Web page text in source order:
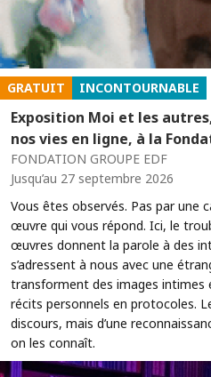
GRATUIT INCONTOURNABLE
Exposition Moi et les
nos vies en ligne, à la
FONDATION GROUPE EDF
Jusqu’au 27 septembre 2026
Vous êtes observés. Pas par une
œuvre qui vous répond. Ici, le
œuvres donnent la parole à des
s’adressent à nous avec une
transforment des images intimes
récits personnels en protocoles.
discours, mais d’une
on les connaît.